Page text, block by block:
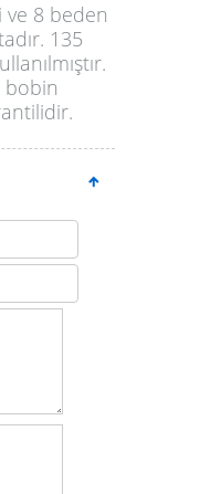
8 beden
135
bobin